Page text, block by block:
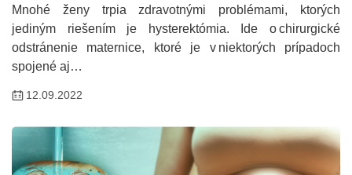
Mnohé ženy trpia zdravotnými problémami, ktorých
jediným riešením je hysterektómia. Ide o chirurgické
odstránenie maternice, ktoré je v niektorých prípadoch
spojené aj…
12.09.2022